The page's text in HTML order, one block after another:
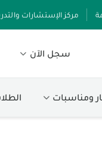
مركز الإستشارات
سجل الآن
ومناسبات